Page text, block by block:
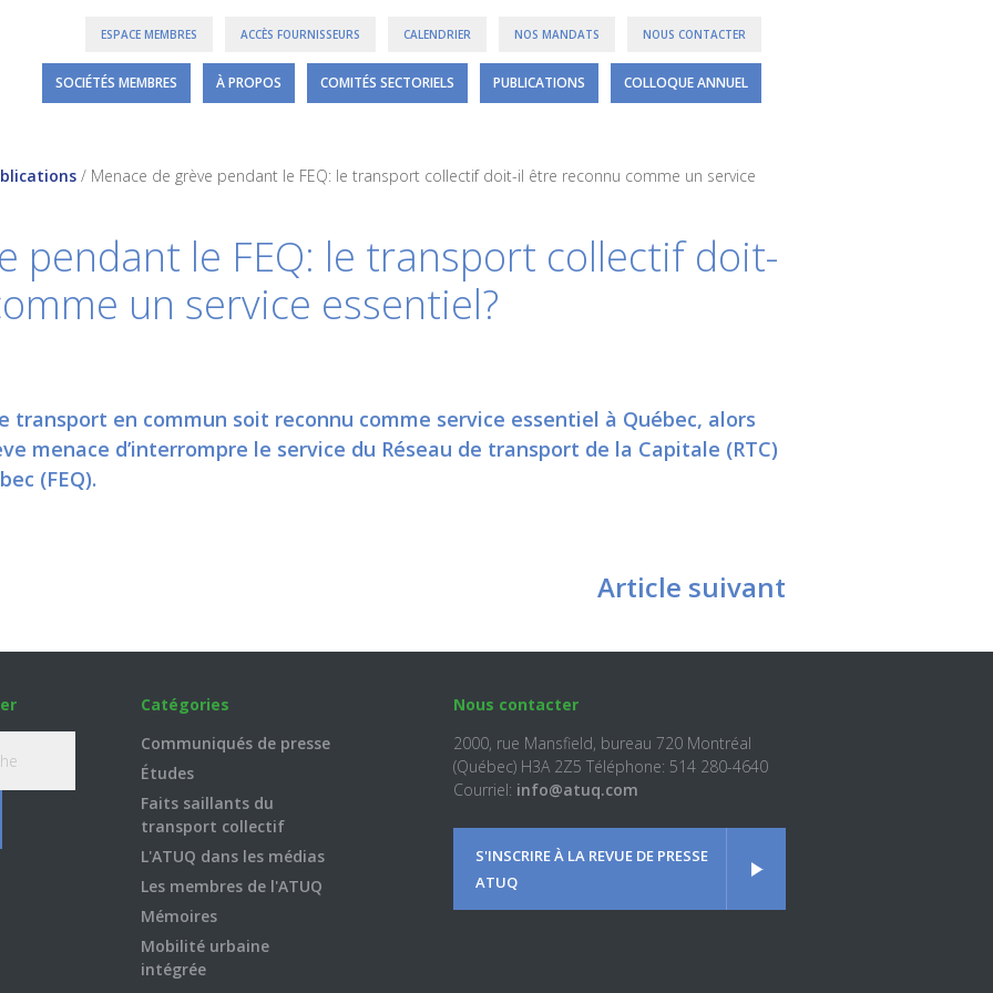
ESPACE MEMBRES ACCÈS FOURNISSEURS CALENDRIER NOS MANDATS NOUS CONTACTER
SOCIÉTÉS MEMBRES À PROPOS COMITÉS SECTORIELS PUBLICATIONS COLLOQUE ANNUEL
/ Menace de grève pendant le FEQ: le transport collectif doit-il être reconnu comme un service
pendant le FEQ: le transport collectif doit-
un service essentiel?
transport en commun soit reconnu comme service essentiel à Québec, alors
menace d’interrompre le service du Réseau de transport de la Capitale (RTC)
(FEQ).
Article suivant
Catégories
Communiqués de presse
Études
Faits saillants du
transport collectif
L'ATUQ dans les médias
Les membres de l'ATUQ
Mémoires
Mobilité urbaine
intégrée
Nous contacter
2000, rue Mansfield, bureau 720 Montréal
(Québec) H3A 2Z5 Téléphone: 514 280-4640
Courriel: info@atuq.com
S'INSCRIRE À LA REVUE DE PRESSE
ATUQ